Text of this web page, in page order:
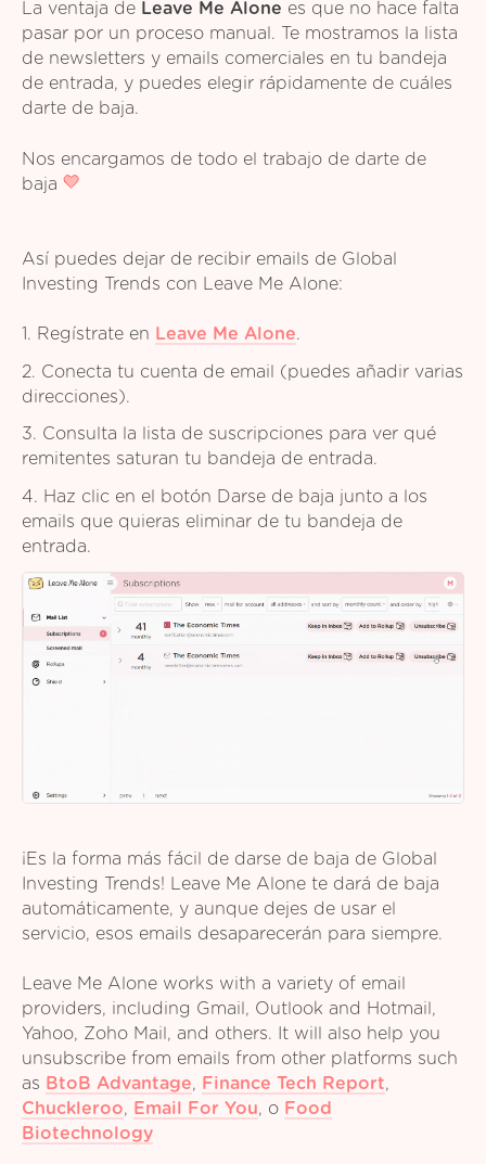
La ventaja de Leave Me Alone es que no hace falta
pasar por un proceso manual. Te mostramos la lista
de newsletters y emails comerciales en tu bandeja
de entrada, y puedes elegir rápidamente de cuáles
darte de baja.
Nos encargamos de todo el trabajo de darte de
baja
Así puedes dejar de recibir emails de Global
Investing Trends con Leave Me Alone:
1. Regístrate en Leave Me Alone.
2. Conecta tu cuenta de email (puedes añadir varias
direcciones).
3. Consulta la lista de suscripciones para ver qué
remitentes saturan tu bandeja de entrada.
4. Haz clic en el botón Darse de baja junto a los
emails que quieras eliminar de tu bandeja de
entrada.
¡Es la forma más fácil de darse de baja de Global
Investing Trends! Leave Me Alone te dará de baja
automáticamente, y aunque dejes de usar el
servicio, esos emails desaparecerán para siempre.
Leave Me Alone works with a variety of email
providers, including Gmail, Outlook and Hotmail,
Yahoo, Zoho Mail, and others. It will also help you
unsubscribe from emails from other platforms such
as BtoB Advantage, Finance Tech Report,
Chuckleroo, Email For You, o Food
Biotechnology